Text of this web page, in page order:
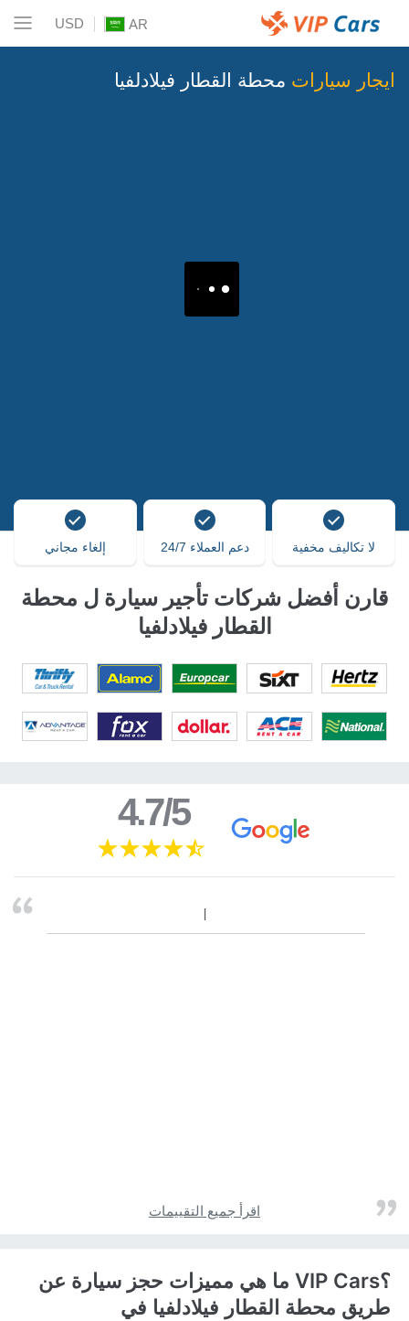
AR
USD
ايجار سيارات محطة القطار فيلادلفيا
لا تكاليف مخفية دعم العملاء 24/7 إلغاء مجاني
قارن أفضل شركات تأجير سيارة ل محطة
القطار فيلادلفيا
4.7/5
اقرأ جميع التقييمات
؟VIP Cars ما هي مميزات حجز سيارة عن
طريق محطة القطار فيلادلفيا في